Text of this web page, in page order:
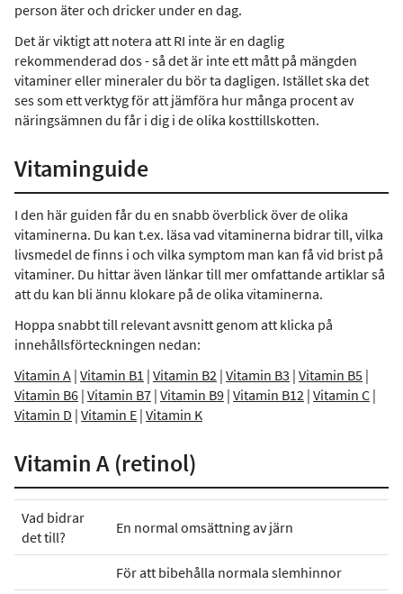
person äter och dricker under en dag.
Det är viktigt att notera att RI inte är en daglig
rekommenderad dos - så det är inte ett mått på mängden
vitaminer eller mineraler du bör ta dagligen. Istället ska det
ses som ett verktyg för att jämföra hur många procent av
näringsämnen du får i dig i de olika kosttillskotten.
Vitaminguide
I den här guiden får du en snabb överblick över de olika
vitaminerna. Du kan t.ex. läsa vad vitaminerna bidrar till, vilka
livsmedel de finns i och vilka symptom man kan få vid brist på
vitaminer. Du hittar även länkar till mer omfattande artiklar så
att du kan bli ännu klokare på de olika vitaminerna.
Hoppa snabbt till relevant avsnitt genom att klicka på
innehållsförteckningen nedan:
Vitamin A | Vitamin B1 | Vitamin B2 | Vitamin B3 | Vitamin B5 |
Vitamin B6 | Vitamin B7 | Vitamin B9 | Vitamin B12 | Vitamin C |
Vitamin D | Vitamin E | Vitamin K
Vitamin A (retinol)
Vad bidrar
det till?
En normal omsättning av järn
För att bibehålla normala slemhinnor